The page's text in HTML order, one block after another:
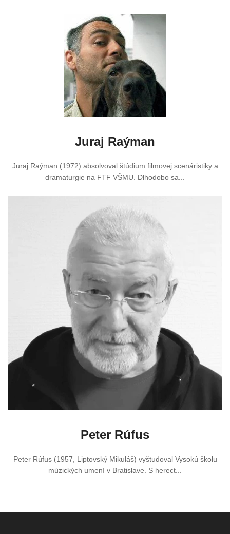
Juraj Raýman
Juraj Raýman (1972) absolvoval štúdium filmovej scenáristiky a
dramaturgie na FTF VŠMU. Dlhodobo sa...
Peter Rúfus
Peter Rúfus (1957, Liptovský Mikuláš) vyštudoval Vysokú školu
múzických umení v Bratislave. S herect...